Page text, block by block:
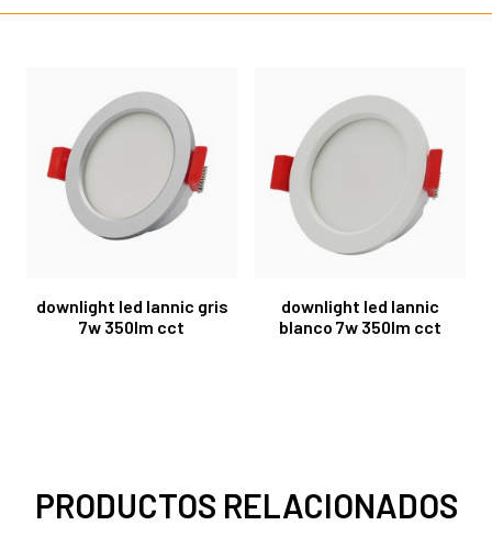
downlight led lannic gris
7w 350lm cct
downlight led lannic
blanco 7w 350lm cct
PRODUCTOS RELACIONADOS